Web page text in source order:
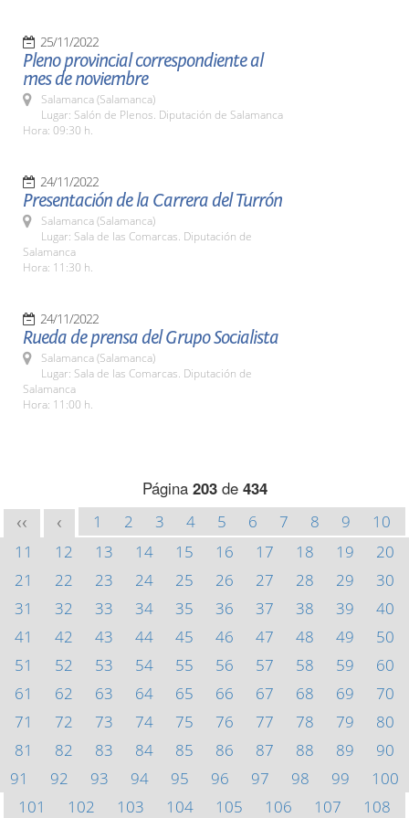
25/11/2022
Pleno provincial correspondiente al
mes de noviembre
Salamanca (Salamanca)
Lugar: Salón de Plenos. Diputación de Salamanca
Hora: 09:30 h.
24/11/2022
Presentación de la Carrera del Turrón
Salamanca (Salamanca)
Lugar: Sala de las Comarcas. Diputación de
Salamanca
Hora: 11:30 h.
24/11/2022
Rueda de prensa del Grupo Socialista
Salamanca (Salamanca)
Lugar: Sala de las Comarcas. Diputación de
Salamanca
Hora: 11:00 h.
Página 203de 434
<< < 1 2 3 4 5 6 7 8 9
10
11
12 13 14 15 16 17 18 19
20
21
22 23 24 25 26 27 28 29
30
31
32 33 34 35 36 37 38 39
40
41
42 43 44 45 46 47 48 49
50
51
52 53 54 55 56 57 58 59
60
61
62 63 64 65 66 67 68 69
70
71
72 73 74 75 76 77 78 79
80
81
82 83 84 85 86 87 88 89
90
91
92 93 94 95 96 97 98 99
100
101
102 103 104 105 106 107
108